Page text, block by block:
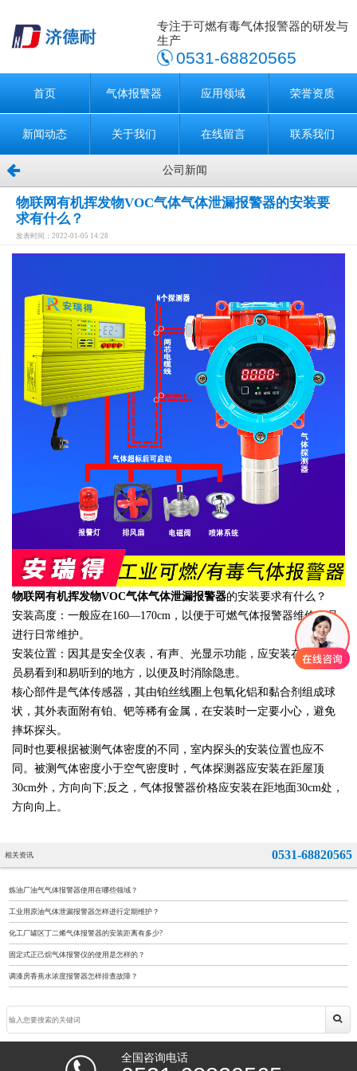
专注于可燃有毒气体报警器的研发与
生产
0531-68820565
首页 气体报警器 应用领域 荣誉资质
新闻动态 关于我们 在线留言 联系我们
公司新闻
物联网有机挥发物VOC气体气体泄漏报警器的安装要
求有什么？
发表时间：2022-01-05 14:28
物联网有机挥发物VOC气体气体泄漏报警器的安装要求有什么？
安装高度：一般应在160—170cm，以便于可燃气体报警器维修人员
进行日常维护。
安装位置：因其是安全仪表，有声、光显示功能，应安装在工作人
员易看到和易听到的地方，以便及时消除隐患。
核心部件是气体传感器，其由铂丝线圈上包氧化铝和黏合剂组成球
状，其外表面附有铂、钯等稀有金属，在安装时一定要小心，避免
摔坏探头。
同时也要根据被测气体密度的不同，室内探头的安装位置也应不
同。被测气体密度小于空气密度时，气体探测器应安装在距屋顶
30cm外，方向向下;反之，气体报警器价格应安装在距地面30cm处，
方向向上。
相关资讯 0531-68820565
炼油厂油气气体报警器使用在哪些领域？
工业用原油气体泄漏报警器怎样进行定期维护？
化工厂罐区丁二烯气体报警器的安装距离有多少?
固定式正己烷气体报警仪的使用是怎样的？
调漆房香蕉水浓度报警器怎样排查故障？
全国咨询电话